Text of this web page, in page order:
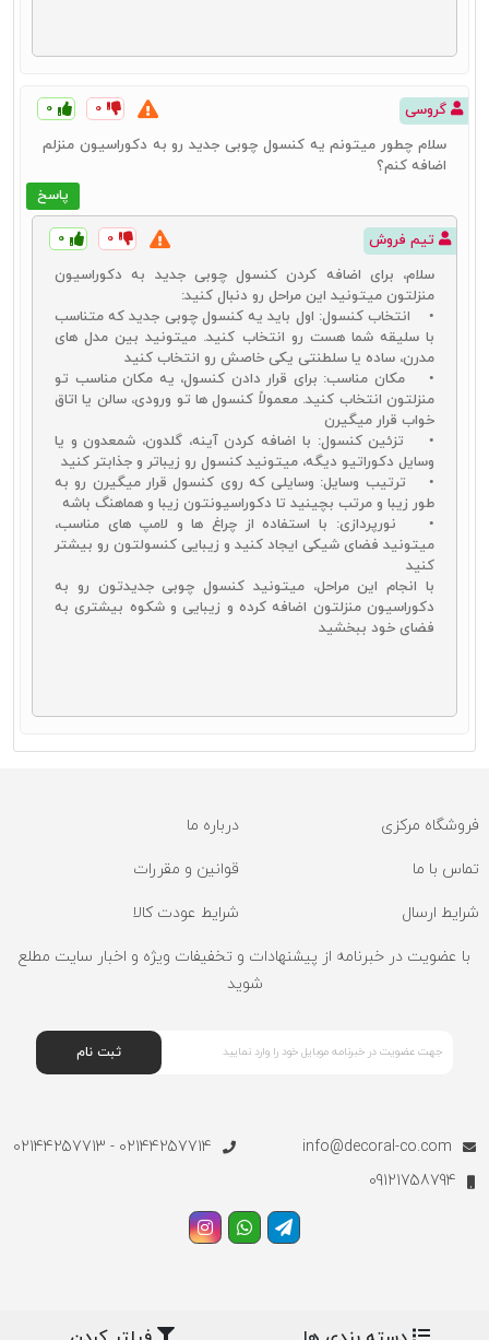
گروسی ۰ ۰
پاسخ
سلام چطور میتونم یه کنسول چوبی جدید رو به دکوراسیون منزلم
اضافه کنم؟
تیم فروش ۰ ۰
سلام، برای اضافه کردن کنسول چوبی جدید به دکوراسیون
منزلتون میتونید این مراحل رو دنبال کنید:
• انتخاب کنسول: اول باید یه کنسول چوبی جدید که متناسب
با سلیقه شما هست رو انتخاب کنید. میتونید بین مدل های
مدرن، ساده یا سلطنتی یکی خاصش رو انتخاب کنید
• مکان مناسب: برای قرار دادن کنسول، یه مکان مناسب تو
منزلتون انتخاب کنید. معمولاً کنسول ها تو ورودی، سالن یا اتاق
خواب قرار میگیرن
• تزئین کنسول: با اضافه کردن آینه، گلدون، شمعدون و یا
وسایل دکوراتیو دیگه، میتونید کنسول رو زیباتر و جذابتر کنید
• ترتیب وسایل: وسایلی که روی کنسول قرار میگیرن رو به
طور زیبا و مرتب بچینید تا دکوراسیونتون زیبا و هماهنگ باشه
• نورپردازی: با استفاده از چراغ ها و لامپ های مناسب،
میتونید فضای شیکی ایجاد کنید و زیبایی کنسولتون رو بیشتر
کنید
با انجام این مراحل، میتونید کنسول چوبی جدیدتون رو به
دکوراسیون منزلتون اضافه کرده و زیبایی و شکوه بیشتری به
فضای خود ببخشید
فروشگاه مرکزی درباره ما
تماس با ما قوانین و مقررات
شرایط ارسال شرایط عودت کالا
با عضویت در خبرنامه از پیشنهادات و تخفیفات ویژه و اخبار سایت مطلع
شوید
ثبت نام
info@decoral-co.com
02144257714 - 02144257713
09121758794
تمامی حقوق مادی و معنوی این سایت متعلق به سایت دکورال می طراحی توسطآرمانیک| مشاوره تبلیغاتی